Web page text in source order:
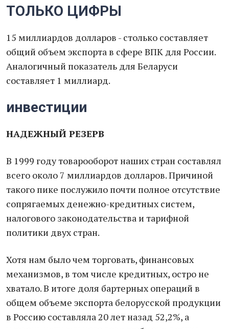
ТОЛЬКО ЦИФРЫ
15 миллиардов долларов - столько составляет
общий объем экспорта в сфере ВПК для России.
Аналогичный показатель для Беларуси
составляет 1 миллиард.
инвестиции
НАДЕЖНЫЙ РЕЗЕРВ
В 1999 году товарооборот наших стран составлял
всего около 7 миллиардов долларов. Причиной
такого пике послужило почти полное отсутствие
сопрягаемых денежно-кредитных систем,
налогового законодательства и тарифной
политики двух стран.
Хотя нам было чем торговать, финансовых
механизмов, в том числе кредитных, остро не
хватало. В итоге доля бартерных операций в
общем объеме экспорта белорусской продукции
в Россию составляла 20 лет назад 52,2%, а